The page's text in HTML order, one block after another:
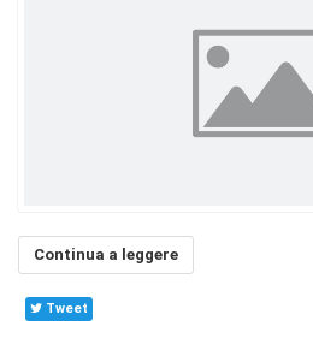
Continua a leggere
Tweet